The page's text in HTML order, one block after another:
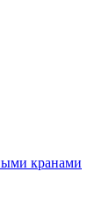
кранами